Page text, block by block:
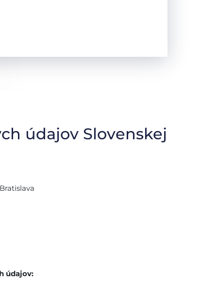
údajov Slovenskej
údajov: